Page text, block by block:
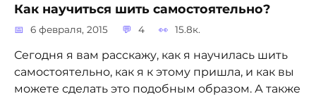
Как научиться шить самостоятельно?
6 февраля, 2015 4 15.8к.
Сегодня я вам расскажу, как я научилась шить
самостоятельно, как я к этому пришла, и как вы
можете сделать это подобным образом. А также